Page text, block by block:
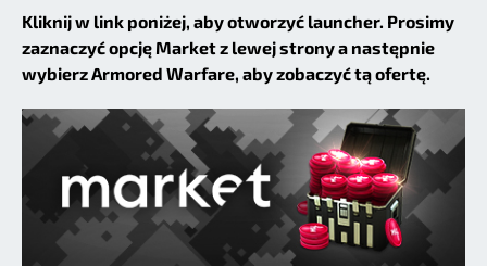
Kliknij w link poniżej, aby otworzyć launcher. Prosimy
zaznaczyć opcję Market z lewej strony a następnie
wybierz Armored Warfare, aby zobaczyć tą ofertę.